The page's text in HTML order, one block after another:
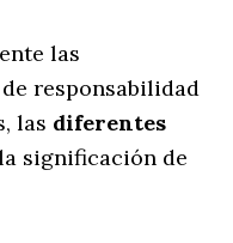
las
responsabilidad
las diferentes
significación de